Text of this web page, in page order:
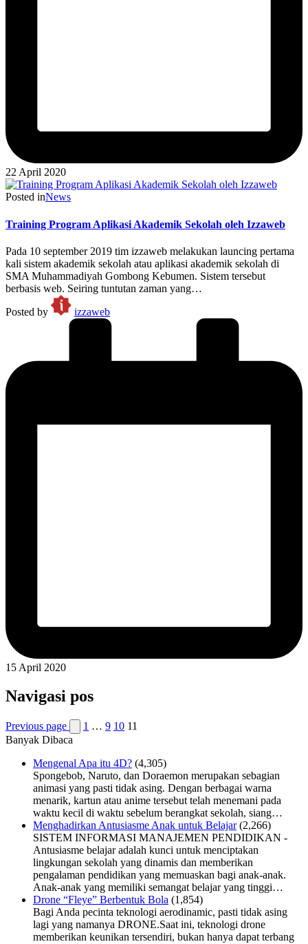
22 April 2020
Posted inNews
Training Program Aplikasi Akademik Sekolah oleh Izzaweb
Pada 10 september 2019 tim izzaweb melakukan launcing pertama
kali sistem akademik sekolah atau aplikasi akademik sekolah di
SMA Muhammadiyah Gombong Kebumen. Sistem tersebut
berbasis web. Seiring tuntutan zaman yang…
Posted by
izzaweb
15 April 2020
Navigasi pos
Previous page 1 … 9 10 11
Banyak Dibaca
Mengenal Apa itu 4D? (4,305)
Spongebob, Naruto, dan Doraemon merupakan sebagian
animasi yang pasti tidak asing. Dengan berbagai warna
menarik, kartun atau anime tersebut telah menemani pada
waktu kecil di waktu sebelum berangkat sekolah, siang…
Menghadirkan Antusiasme Anak untuk Belajar (2,266)
SISTEM INFORMASI MANAJEMEN PENDIDIKAN -
Antusiasme belajar adalah kunci untuk menciptakan
lingkungan sekolah yang dinamis dan memberikan
pengalaman pendidikan yang memuaskan bagi anak-anak.
Anak-anak yang memiliki semangat belajar yang tinggi…
Drone “Fleye” Berbentuk Bola (1,854)
Bagi Anda pecinta teknologi aerodinamic, pasti tidak asing
lagi yang namanya DRONE.Saat ini, teknologi drone
memberikan keunikan tersendiri, bukan hanya dapat terbang